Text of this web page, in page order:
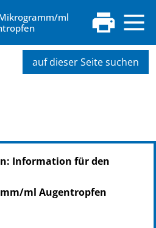
ml
auf dieser Seite suchen
Information für den
ml Augentropfen